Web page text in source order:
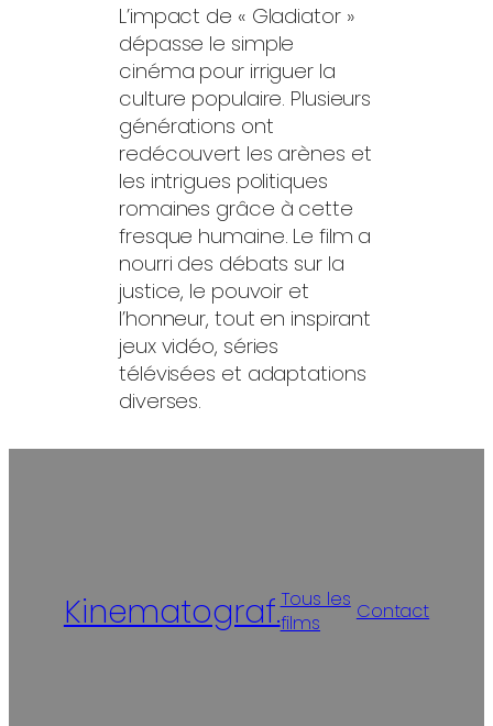
L’impact de « Gladiator »
dépasse le simple
cinéma pour irriguer la
culture populaire. Plusieurs
générations ont
redécouvert les arènes et
les intrigues politiques
romaines grâce à cette
fresque humaine. Le film a
nourri des débats sur la
justice, le pouvoir et
l’honneur, tout en inspirant
jeux vidéo, séries
télévisées et adaptations
diverses.
Kinematograf.Tous les
films
Contact